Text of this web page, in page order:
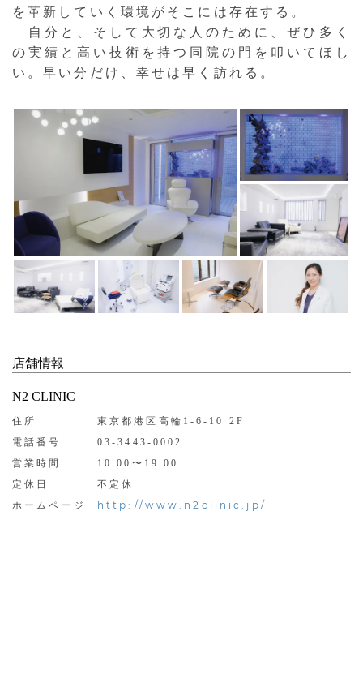
を革新していく環境がそこには存在する。
自分と、そして大切な人のために、ぜひ多く
の実績と高い技術を持つ同院の門を叩いてほし
い。早い分だけ、幸せは早く訪れる。
店舗情報
N2 CLINIC
住所
東京都港区高輪1-6-10 2F
電話番号
03-3443-0002
営業時間
10:00〜19:00
定休日
不定休
ホームページ
http://www.n2clinic.jp/